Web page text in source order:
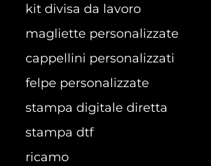
kit divisa da lavoro
magliette personalizzate
cappellini personalizzati
felpe personalizzate
stampa digitale diretta
stampa dtf
ricamo